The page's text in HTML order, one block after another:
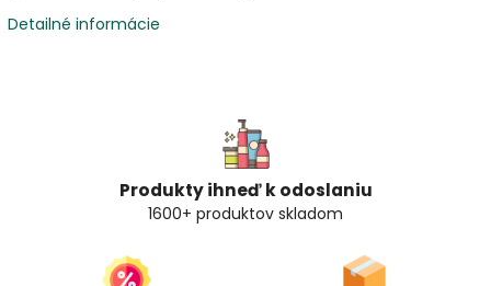
Detailné informácie
Produkty ihneď k odoslaniu
1600+ produktov skladom